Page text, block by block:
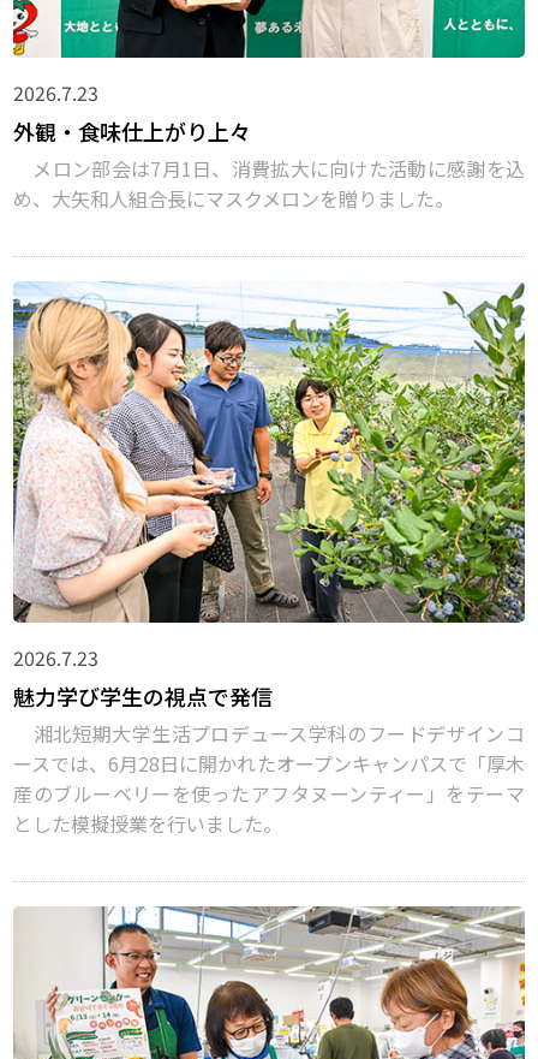
2026.7.23
外観・食味仕上がり上々
メロン部会は7月1日、消費拡大に向けた活動に感謝を込
め、大矢和人組合長にマスクメロンを贈りました。
2026.7.23
魅力学び学生の視点で発信
湘北短期大学生活プロデュース学科のフードデザインコ
ースでは、6月28日に開かれたオープンキャンパスで「厚木
産のブルーベリーを使ったアフタヌーンティー」をテーマ
とした模擬授業を行いました。